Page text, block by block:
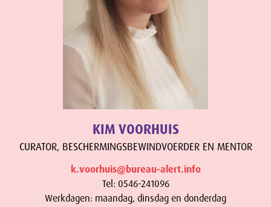
KIM VOORHUIS
CURATOR, BESCHERMINGSBEWINDVOERDER EN MENTOR
k.voorhuis@bureau-alert.info
Tel: 0546-241096
Werkdagen: maandag, dinsdag en donderdag